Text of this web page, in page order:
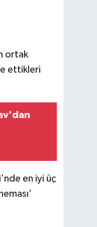
ortak
ettikleri
en iyi üç